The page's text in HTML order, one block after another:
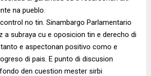
na pueblo.
no tin. Sinambargo Parlamentario
a subraya cu e oposicion tin e derecho di
e aspectonan positivo como e
di pais. E punto di discusion
den cuestion mester sirbi